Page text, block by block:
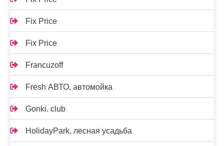
Fix Price
Fix Price
Francuzoff
Fresh АВТО, автомойка
Gonki. club
HolidayPark, лесная усадьба